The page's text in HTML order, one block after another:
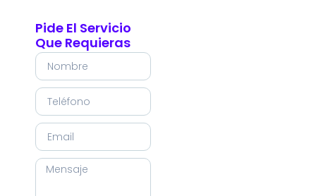
Pide El Servicio
Que Requieras